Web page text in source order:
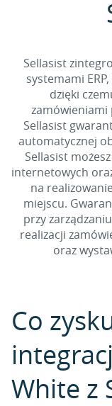
Sellasist
systemami
dzięki
zamówieniami
Sellasist
automatycznej
Sellasist
internetowych
na
miejscu.
przy
realizacji
oraz
Co
White z